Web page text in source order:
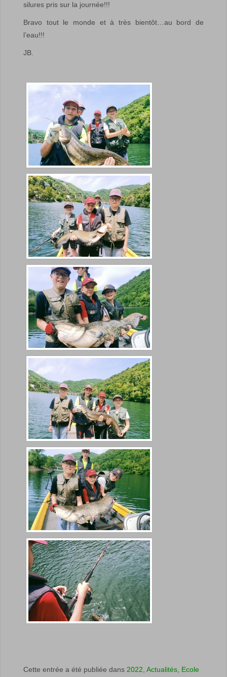
silures pris sur la journée!!!
Bravo tout le monde et à très bientôt…au bord de
l’eau!!!
JB.
Cette entrée a été publiée dans 2022 Actualités Ecole